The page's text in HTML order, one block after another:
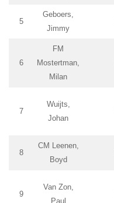
5
Geboers,
Jimmy
6
FM
Mostertman,
Milan
7
Wuijts,
Johan
8
CM Leenen,
Boyd
9
Van Zon,
Paul